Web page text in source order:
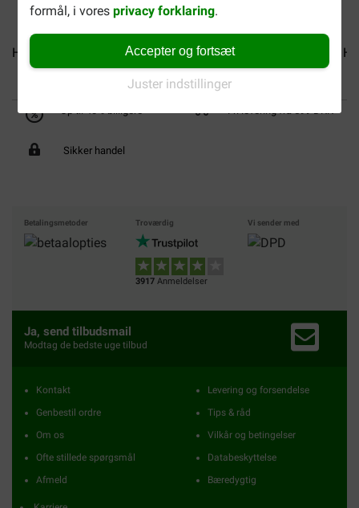
formål, i voresprivacy forklaring.
Accepter og fortsæt
Juster indstillinger
Hill's Puppy Large med... Hill's Mature Adult Medium...
Sikker handel
Betalingsmetoder Troværdig
3917 Anmeldelser
Vi sender med
Ja, send tilbudsmail
Modtag de bedste uge tilbud
Kontakt
Genbestil ordre
Om os
Ofte stillede spørgsmål
Afmeld
Levering og forsendelse
Tips & råd
Vilkår og betingelser
Databeskyttelse
Bæredygtig